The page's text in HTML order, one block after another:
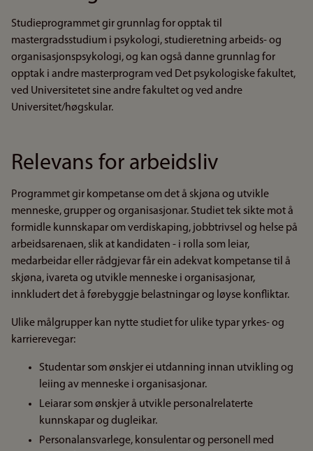
Studieprogrammet gir grunnlag for opptak til
mastergradsstudium i psykologi, studieretning arbeids- og
organisasjonspsykologi, og kan også danne grunnlag for
opptak i andre masterprogram ved Det psykologiske fakultet,
ved Universitetet sine andre fakultet og ved andre
Universitet/høgskular.
Relevans for arbeidsliv
Programmet gir kompetanse om det å skjøna og utvikle
menneske, grupper og organisasjonar. Studiet tek sikte mot å
formidle kunnskapar om verdiskaping, jobbtrivsel og helse på
arbeidsarenaen, slik at kandidaten - i rolla som leiar,
medarbeidar eller rådgjevar får ein adekvat kompetanse til å
skjøna, ivareta og utvikle menneske i organisasjonar,
innkludert det å førebyggje belastningar og løyse konfliktar.
Ulike målgrupper kan nytte studiet for ulike typar yrkes- og
karrierevegar:
Studentar som ønskjer ei utdanning innan utvikling og
leiing av menneske i organisasjonar.
Leiarar som ønskjer å utvikle personalrelaterte
kunnskapar og dugleikar.
Personalansvarlege, konsulentar og personell med